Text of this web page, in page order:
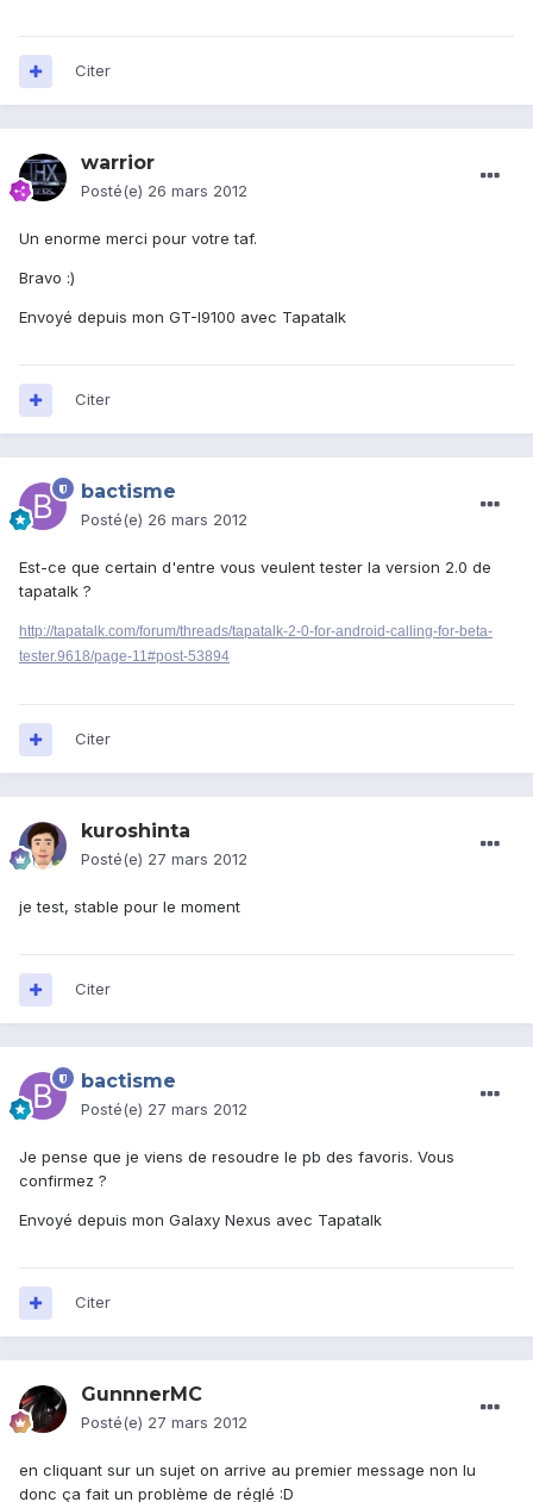
Citer
warrior
Posté(e) 26 mars 2012
Un enorme merci pour votre taf.
Bravo :)
Envoyé depuis mon GT-I9100 avec Tapatalk
Citer
bactisme
Posté(e) 26 mars 2012
Est-ce que certain d'entre vous veulent tester la version 2.0 de
tapatalk ?
http://tapatalk.com/forum/threads/tapatalk-2-0-for-android-calling-for-beta-
tester.9618/page-11#post-53894
Citer
kuroshinta
Posté(e) 27 mars 2012
je test, stable pour le moment
Citer
bactisme
Posté(e) 27 mars 2012
Je pense que je viens de resoudre le pb des favoris. Vous
confirmez ?
Envoyé depuis mon Galaxy Nexus avec Tapatalk
Citer
GunnnerMC
Posté(e) 27 mars 2012
en cliquant sur un sujet on arrive au premier message non lu
donc ça fait un problème de réglé :D